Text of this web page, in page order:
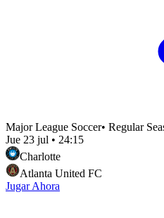
Major League Soccer• Regular
Jue 23 jul • 24:15
Charlotte
Atlanta United FC
Jugar Ahora